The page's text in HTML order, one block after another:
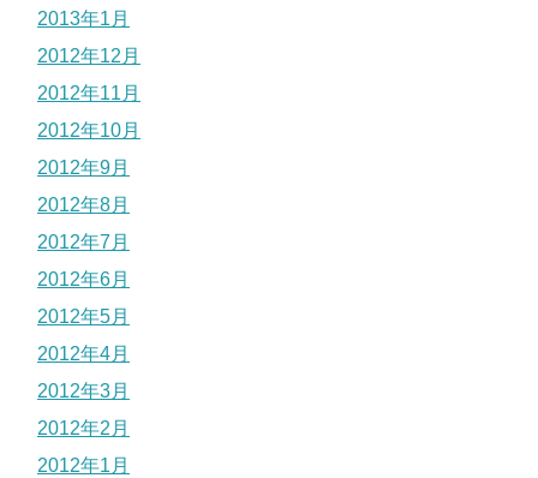
2013年1月
2012年12月
2012年11月
2012年10月
2012年9月
2012年8月
2012年7月
2012年6月
2012年5月
2012年4月
2012年3月
2012年2月
2012年1月